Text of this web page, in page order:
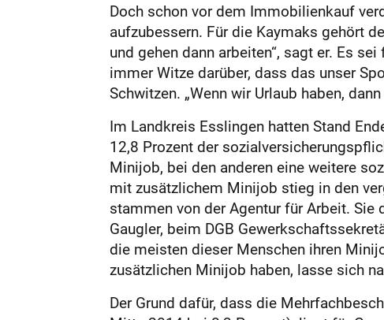
Doch schon vor dem Immobilienkauf
aufzubessern. Für die Kaymaks gehört
und gehen dann arbeiten“, sagt er. Es
immer Witze darüber, dass das unser
Schwitzen. „Wenn wir Urlaub haben,
Im Landkreis Esslingen hatten Stand
12,8 Prozent der
Minijob, bei den anderen eine weitere
mit zusätzlichem Minijob stieg in den
stammen von der Agentur für Arbeit.
Gaugler, beim DGB
die meisten dieser Menschen ihren
zusätzlichen Minijob haben, lasse sich
Der Grund dafür, dass die